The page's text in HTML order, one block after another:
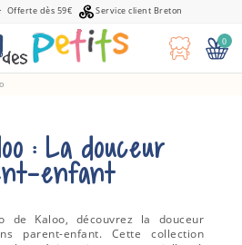
Offerte dès 59€ Service client Breton
0
: La douceur
enfant
de Kaloo, découvrez la douceur
parent-enfant. Cette collection